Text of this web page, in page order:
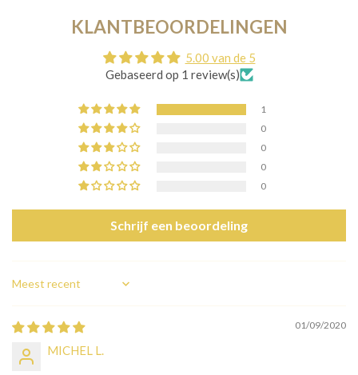
KLANTBEOORDELINGEN
5.00 van de 5
Gebaseerd op 1 review(s)
1
0
0
0
0
Schrijf een beoordeling
Sort by
01/09/2020
MICHEL L.